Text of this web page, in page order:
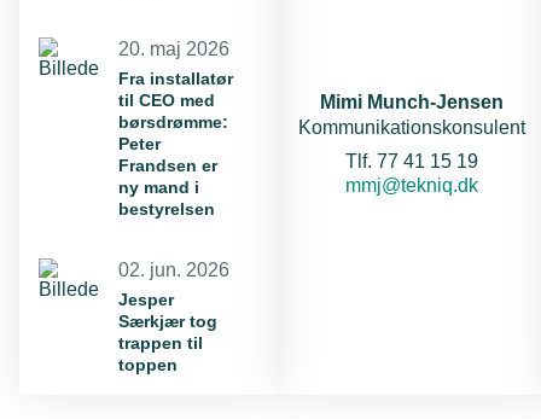
20. maj 2026
Fra installatør
til CEO med
børsdrømme:
Peter
Frandsen er
ny mand i
bestyrelsen
02. jun. 2026
Jesper
Særkjær tog
trappen til
toppen
Mimi Munch-Jensen
Kommunikationskonsulent
Telefon:
Tlf. 77 41 15 19
E-mail:
mmj@tekniq.dk